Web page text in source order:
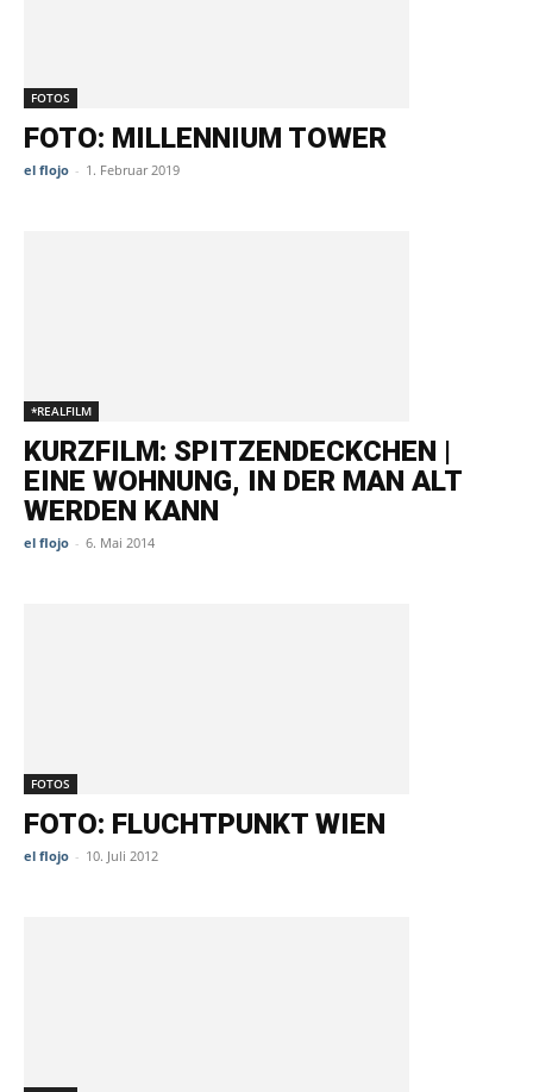
FOTOS
FOTO: MILLENNIUM TOWER
el flojo - 1. Februar 2019
*REALFILM
KURZFILM: SPITZENDECKCHEN |
EINE WOHNUNG, IN DER MAN ALT
WERDEN KANN
el flojo - 6. Mai 2014
FOTOS
FOTO: FLUCHTPUNKT WIEN
el flojo - 10. Juli 2012